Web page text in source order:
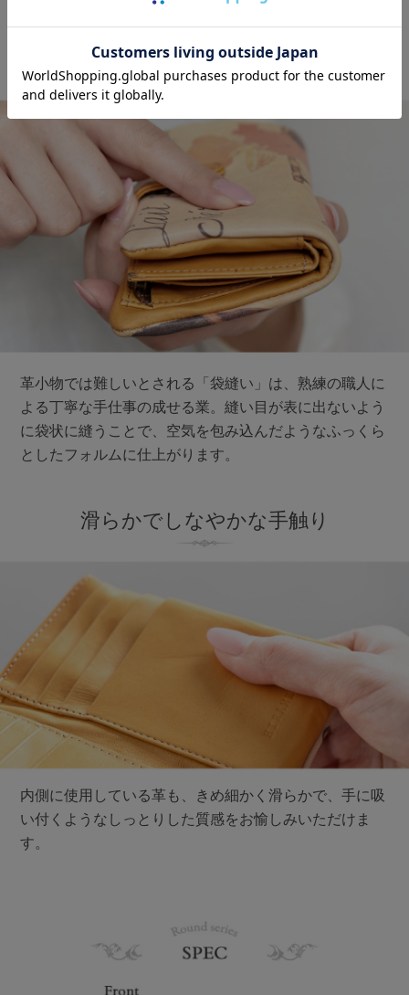
空気を包み込むような、
ふっくらフォルム
革小物では難しいとされる「袋縫い」は、熟練の職人に
よる丁寧な手仕事の成せる業。縫い目が表に出ないよう
に袋状に縫うことで、空気を包み込んだようなふっくら
としたフォルムに仕上がります。
滑らかでしなやかな手触り
内側に使用している革も、きめ細かく滑らかで、手に吸
い付くようなしっとりした質感をお愉しみいただけま
す。